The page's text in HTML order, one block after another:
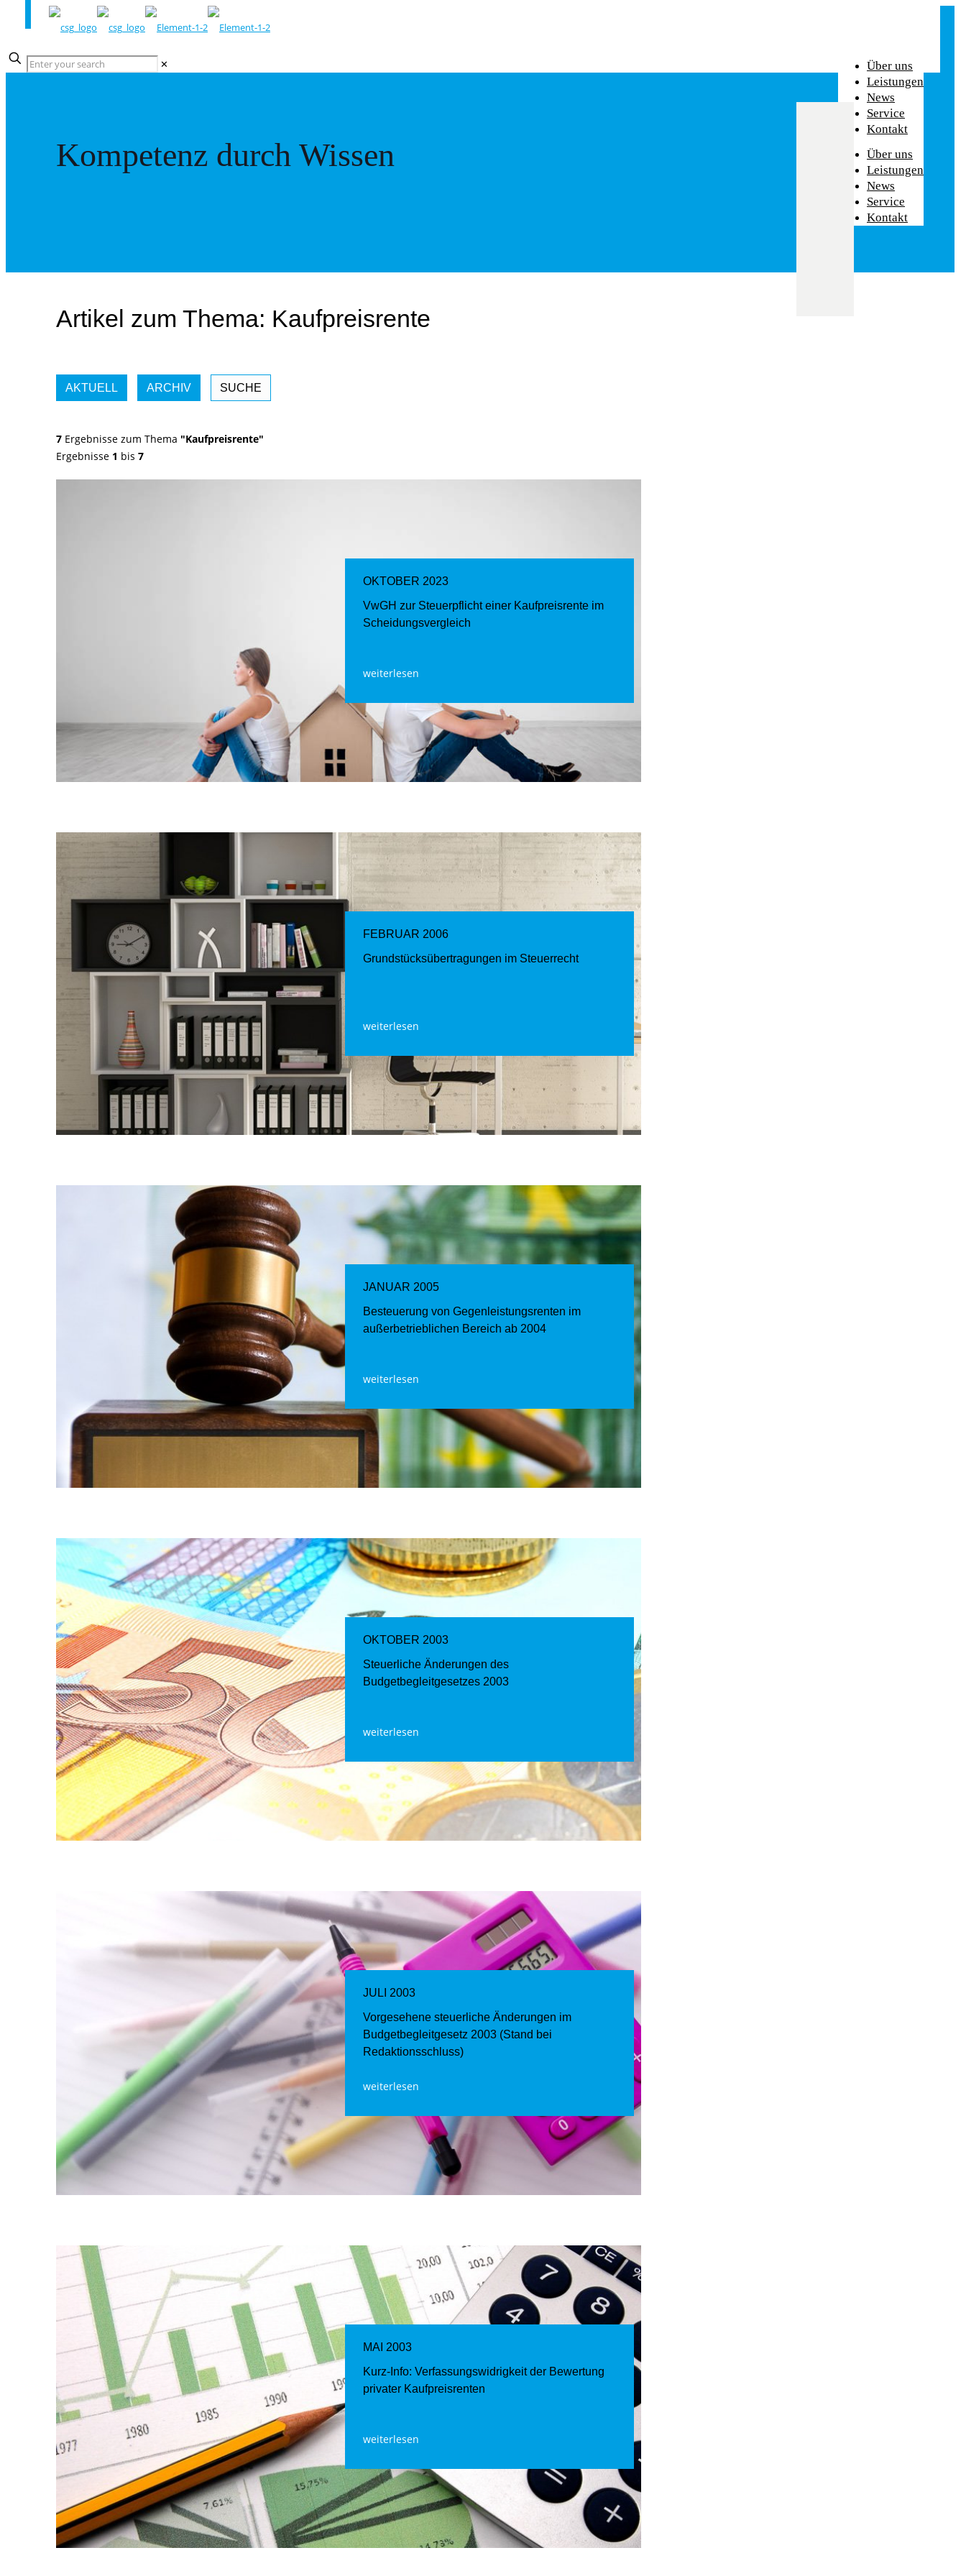
Über uns
Leistungen
News
Service
Kontakt
Über uns
Leistungen
News
Service
Kontakt
✕
Kompetenz durch Wissen
Artikel zum Thema: Kaufpreisrente
AKTUELL ARCHIV SUCHE
7 Ergebnisse zum Thema "Kaufpreisrente"
Ergebnisse 1 bis 7
OKTOBER 2023
VwGH zur Steuerpflicht einer Kaufpreisrente im
Scheidungsvergleich
weiterlesen
FEBRUAR 2006
Grundstücksübertragungen im Steuerrecht
weiterlesen
JANUAR 2005
Besteuerung von Gegenleistungsrenten im
außerbetrieblichen Bereich ab 2004
weiterlesen
OKTOBER 2003
Steuerliche Änderungen des
Budgetbegleitgesetzes 2003
weiterlesen
JULI 2003
Vorgesehene steuerliche Änderungen im
Budgetbegleitgesetz 2003 (Stand bei
Redaktionsschluss)
weiterlesen
MAI 2003
Kurz-Info: Verfassungswidrigkeit der Bewertung
privater Kaufpreisrenten
weiterlesen